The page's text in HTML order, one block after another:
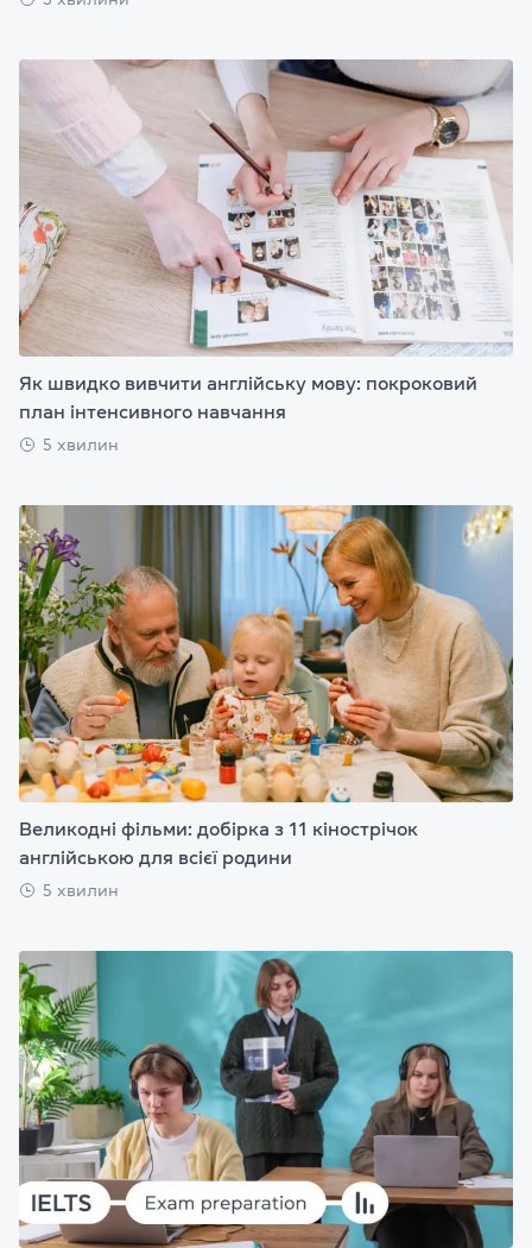
Як швидко вивчити англійську мову: покроковий
план інтенсивного навчання
5 хвилин
Великодні фільми: добірка з 11 кінострічок
англійською для всієї родини
5 хвилин